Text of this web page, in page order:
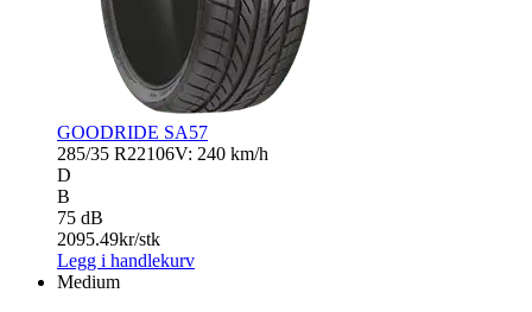
GOODRIDE SA57
285/35 R22106V: 240 km/h
D
B
75 dB
2095.49kr/stk
Legg i handlekurv
Medium